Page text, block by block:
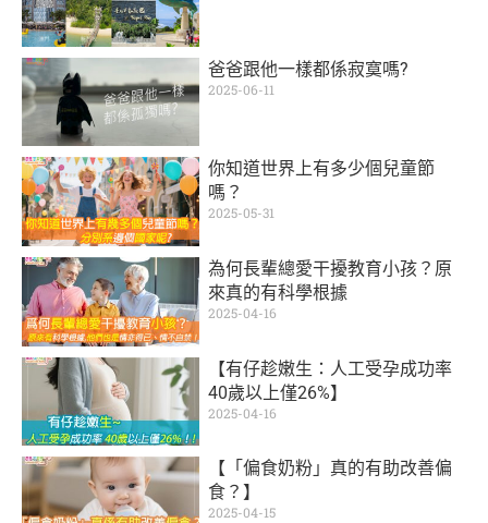
爸爸跟他一樣都係寂寞嗎?
2025-06-11
你知道世界上有多少個兒童節
嗎？
2025-05-31
為何長輩總愛干擾教育小孩？原
來真的有科學根據
2025-04-16
【有仔趁嫩生：人工受孕成功率
40歲以上僅26%】
2025-04-16
【「偏食奶粉」真的有助改善偏
食？】
2025-04-15